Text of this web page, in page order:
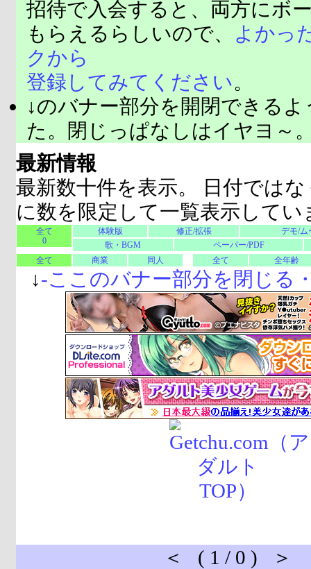
招待で入会すると、両方にボ
もらえるらしいので、
よかっ
クから
登録してみてください。
↓のバナー部分を開閉できる
た。閉じっぱなしはイヤヨ～
最新情報
最新数十件を表示。 日付では
に数を限定して一覧表示してい
全て
0
体験版 修正/拡張
デモ/ム
歌・BGM
ペーパー/PDF
全て
商業 同人 全て 全年齢
↓-ここのバナー部分を閉じる
＜ ( 1 / 0 ) ＞